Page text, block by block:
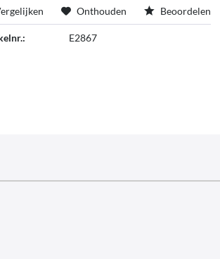
Onthouden Beoordelen
E2867